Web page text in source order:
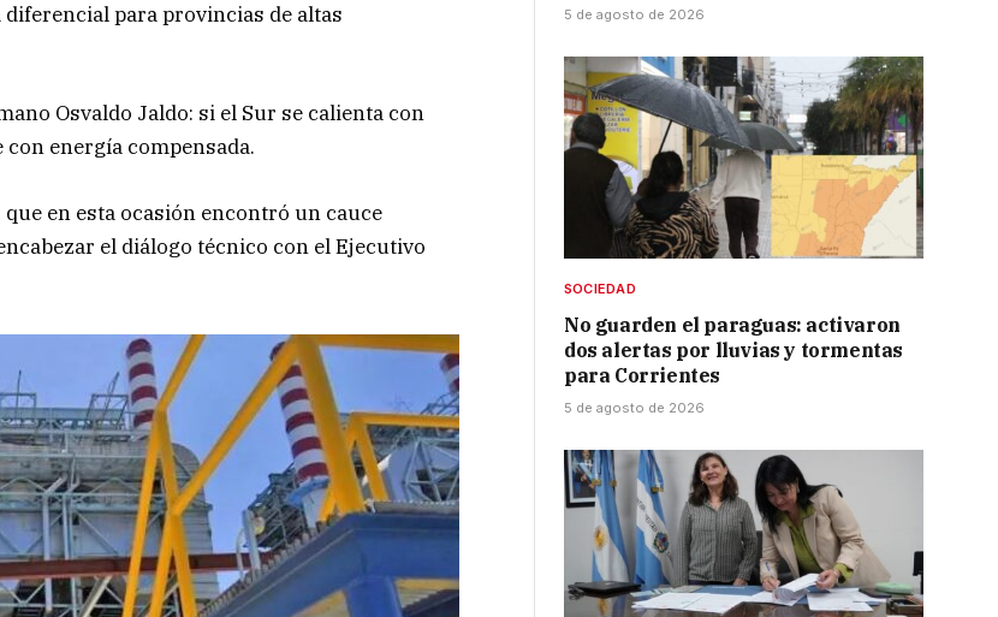
para provincias de altas
Osvaldo Jaldo: si el Sur se calienta con
energía compensada.
en esta ocasión encontró un cauce
el diálogo técnico con el Ejecutivo
5 de agosto de 2026
SOCIEDAD
No guarden el paraguas: activaron
dos alertas por lluvias y tormentas
para Corrientes
5 de agosto de 2026